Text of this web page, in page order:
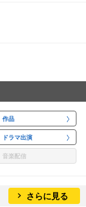
作品
ドラマ出演
音楽配信
さらに見る